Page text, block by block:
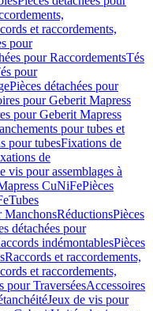
et raccordements,
pour
pour RaccordementsTés
pour
Pièces détachées pour
pour Geberit Mapress
pour Geberit Mapress
pour tubes et
pour tubesFixations de
de
vis pour assemblages à
CuNiFePièces
Tubes
ManchonsRéductionsPièces
détachées pour
indémontablesPièces
Raccords et raccordements,
et raccordements,
pour TraverséesAccessoires
Jeux de vis pour